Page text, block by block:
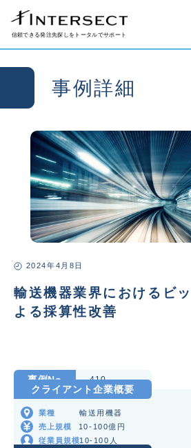
信頼できる発注先探しをトータルでサポート
事例詳細
2024年4月8日
輸送機器業界におけるビ
よる採算性改善
事例No 410
クライアント企業概要
業種
輸送用機器
売上規模
10-100億円
従業員規模10-100人